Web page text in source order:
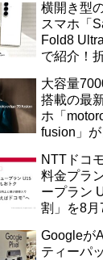
テリー搭
横開き型
スマホ「
Fold8
で紹介！
ト】
大容量
搭載の最
ホ「
fusion」
過
NTTドコ
料金プラ
ープラン
割」を8月
550円割
Googleが
ティーパ